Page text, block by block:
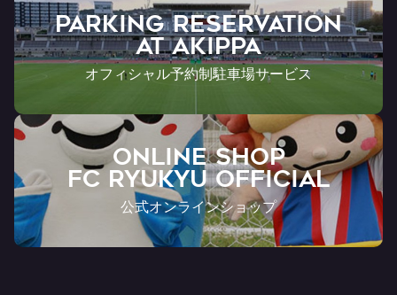
PARKING RESERVATION
AT Akippa
オフィシャル予約制駐車場サービス
ONLINE SHOP
FC RYUKYU OFFICIAL
公式オンラインショップ